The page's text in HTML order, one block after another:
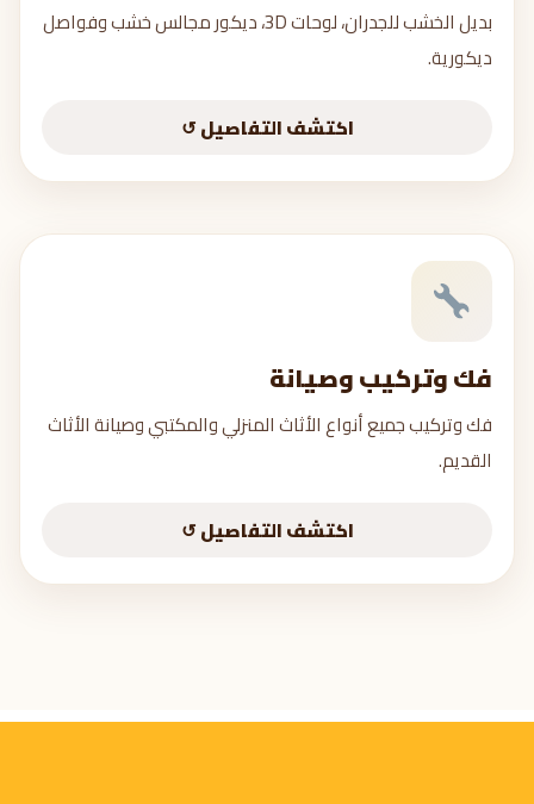
بديل الخشب للجدران، لوحات 3D، ديكور مجالس خشب وفواصل
ديكورية.
اكتشف التفاصيل ↺
Wall Panels
مجالس خشب
فك وتركيب وصيانة
فك وتركيب جميع أنواع الأثاث المنزلي والمكتبي وصيانة الأثاث
القديم.
اكتشف التفاصيل ↺
فك وتركيب وصيانة
جميع أنواع الأثاث
تركيب أبواب